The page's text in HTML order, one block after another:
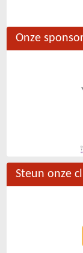
Onze
Steun onze